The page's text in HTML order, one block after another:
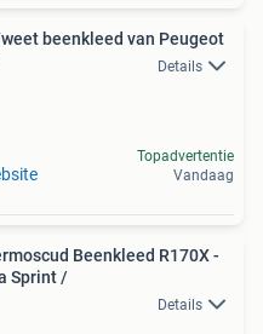
beenkleed van Peugeot
Details
Topadvertentie
Vandaag
Beenkleed R170X -
Sprint /
Details